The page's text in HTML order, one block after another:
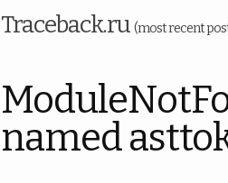
Traceback.ru (most recent
named